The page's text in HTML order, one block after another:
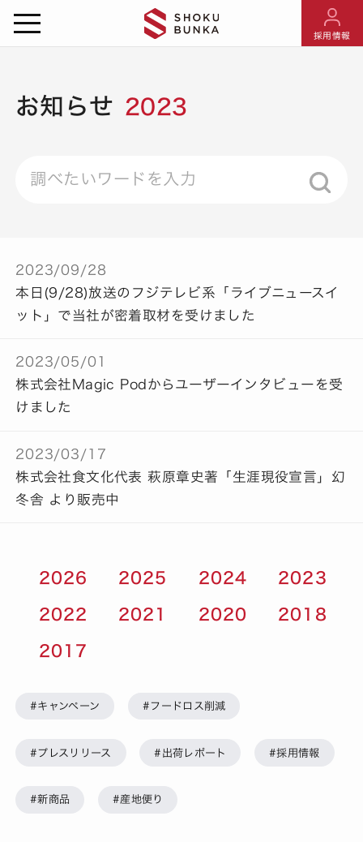
採用情報
お知らせ 2023
2023/09/28
本日(9/28)放送のフジテレビ系「ライブニュースイ
ット」で当社が密着取材を受けました
2023/05/01
株式会社Magic Podからユーザーインタビューを受
けました
2023/03/17
株式会社食文化代表 萩原章史著「生涯現役宣言」幻
冬舎 より販売中
2026 2025 2024 2023
2022 2021 2020 2018
2017
#キャンペーン #フードロス削減
#プレスリリース #出荷レポート #採用情報
#新商品 #産地便り